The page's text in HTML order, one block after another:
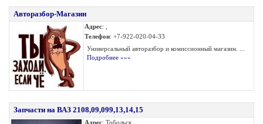
Авторазбор-Магазин
Адрес: ,
Телефон: +7-922-020-04-33
Универсальный авторазбор и комиссионный магазин. ...
Подробнее »»»
Запчасти на ВАЗ 2108,09,099,13,14,15
Адрес: Тобольск,